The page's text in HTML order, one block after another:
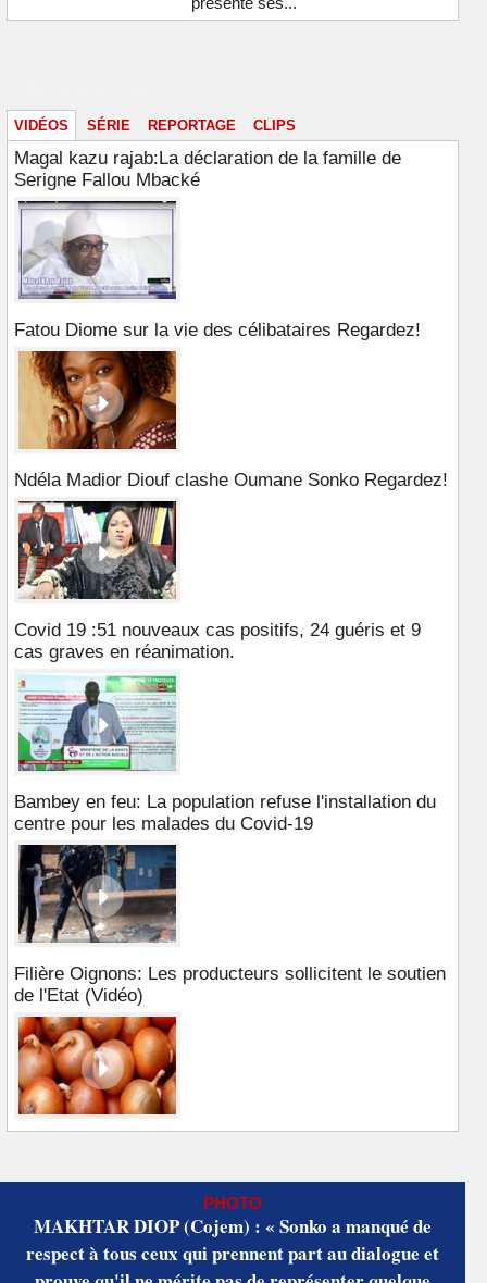
VIDÉOS SÉRIE REPORTAGE CLIPS
Magal kazu rajab:La déclaration de la famille de
Serigne Fallou Mbacké
Fatou Diome sur la vie des célibataires Regardez!
Ndéla Madior Diouf clashe Oumane Sonko Regardez!
Covid 19 :51 nouveaux cas positifs, 24 guéris et 9
cas graves en réanimation.
Bambey en feu: La population refuse l'installation du
centre pour les malades du Covid-19
Filière Oignons: Les producteurs sollicitent le soutien
de l'Etat (Vidéo)
PHOTO
MAKHTAR DIOP (Cojem) : « Sonko a manqué de
respect à tous ceux qui prennent part au dialogue et